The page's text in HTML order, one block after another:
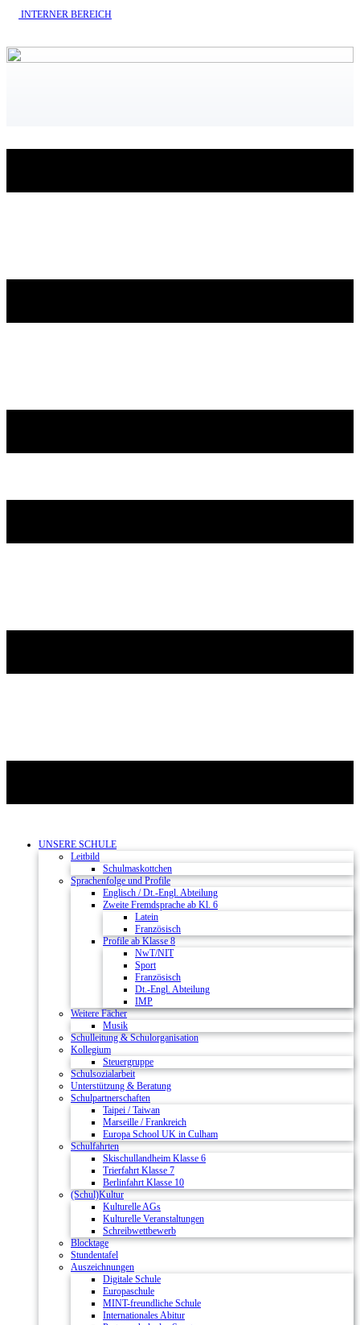
INTERNE​R BEREICH
UNSERE SCHULE
Leitbild
Schulmaskottchen
Sprachenfolge und Profile
Englisch / Dt.-Engl. Abteilung
Zweite Fremdsprache ab Kl. 6
Latein
Französisch
Profile ab Klasse 8
NwT/NIT
Sport
Französisch
Dt.-Engl. Abteilung
IMP
Weitere Fächer
Musik
Schulleitung & Schulorganisation
Kollegium
Steuergruppe
Schulsozialarbeit
Unterstützung & Beratung
Schulpartnerschaften
Taipei / Taiwan
Marseille / Frankreich
Europa School UK in Culham
Schulfahrten
Skischullandheim Klasse 6
Trierfahrt Klasse 7
Berlinfahrt Klasse 10
(Schul)Kultur
Kulturelle AGs
Kulturelle Veranstaltungen
Schreibwettbewerb
Blocktage
Stundentafel
Auszeichnungen
Digitale Schule
Europaschule
MINT-freundliche Schule
Internationales Abitur